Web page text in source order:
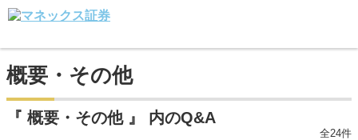
概要・その他
『 概要・その他 』 内のQ&A
全24件